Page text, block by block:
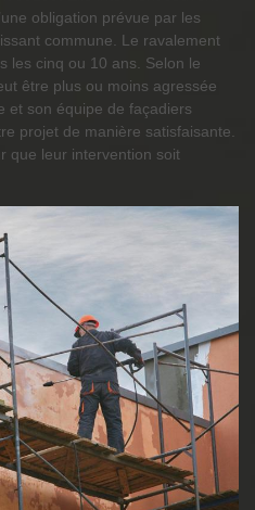
obligation prévue par les
commune. Le ravalement
les cinq ou 10 ans. Selon le
être plus ou moins agressée
et son équipe de façadiers
projet de manière satisfaisante.
que leur intervention soit